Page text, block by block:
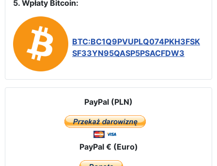
5. Wpłaty Bitcoin:
BTC:BC1Q9PVUPLQ074PKH3FSK
SF33YN95QASP5PSACFDW3
PayPal (PLN)
PayPal € (Euro)